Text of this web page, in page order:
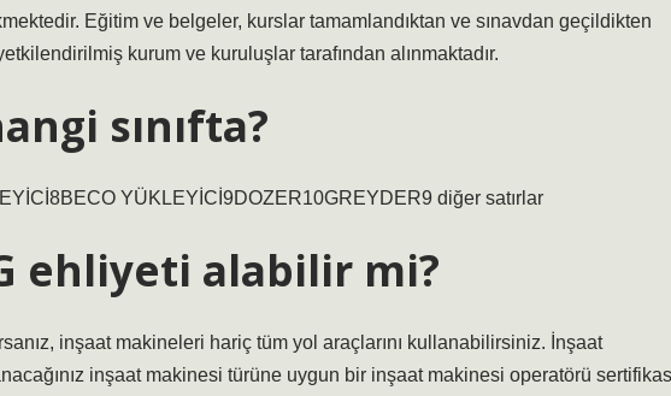
Eğitim ve belgeler, kurslar tamamlandıktan ve sınavdan geçildikten
kurum ve kuruluşlar tarafından alınmaktadır.
sınıfta?
YÜKLEYİCİ9DOZER10GREYDER9 diğer satırlar
ehliyeti alabilir mi?
inşaat makineleri hariç tüm yol araçlarını kullanabilirsiniz. İnşaat
inşaat makinesi türüne uygun bir inşaat makinesi operatörü